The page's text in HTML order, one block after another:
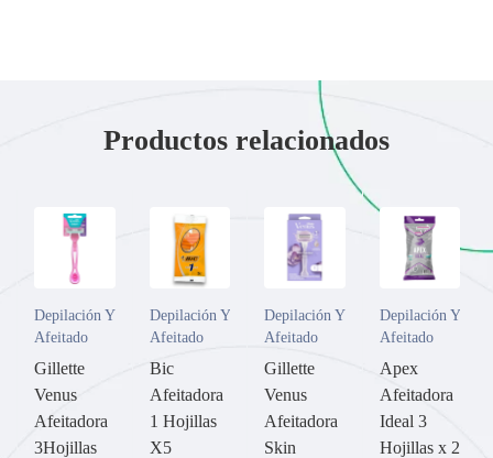
Productos relacionados
Depilación Y
Afeitado
Gillette
Venus
Afeitadora
3Hojillas
Depilación Y
Afeitado
Bic
Afeitadora
1 Hojillas
X5
Depilación Y
Afeitado
Gillette
Venus
Afeitadora
Skin
Depilación Y
Afeitado
Apex
Afeitadora
Ideal 3
Hojillas x 2